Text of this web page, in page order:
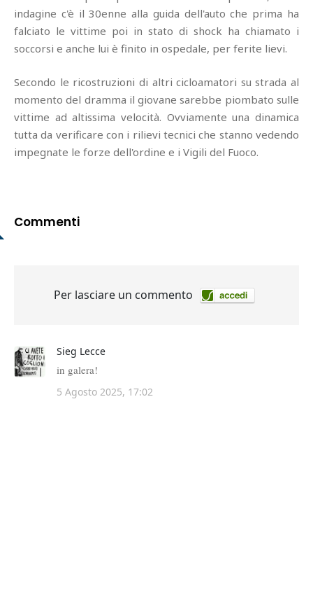
indagine c'è il 30enne alla guida dell'auto che prima ha
falciato le vittime poi in stato di shock ha chiamato i
soccorsi e anche lui è finito in ospedale, per ferite lievi.
Secondo le ricostruzioni di altri cicloamatori su strada al
momento del dramma il giovane sarebbe piombato sulle
vittime ad altissima velocità. Ovviamente una dinamica
tutta da verificare con i rilievi tecnici che stanno vedendo
impegnate le forze dell'ordine e i Vigili del Fuoco.
Commenti